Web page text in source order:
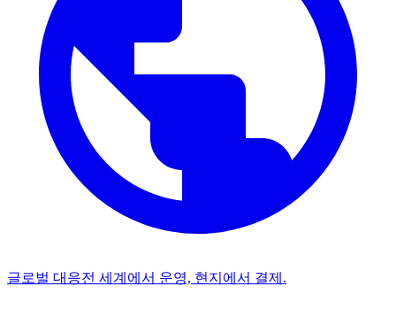
글로벌 대응전 세계에서 운영, 현지에서 결제.